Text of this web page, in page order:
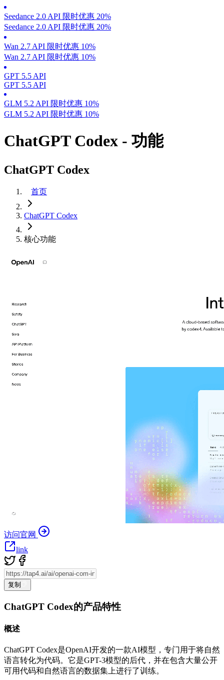
Seedance 2.0 API 限时优惠 20%
Seedance 2.0 API 限时优惠 20%
Wan 2.7 API 限时优惠 10%
Wan 2.7 API 限时优惠 10%
GPT 5.5 API
GPT 5.5 API
GLM 5.2 API 限时优惠 10%
GLM 5.2 API 限时优惠 10%
ChatGPT Codex - 功能
ChatGPT Codex
首页
ChatGPT Codex
核心功能
访问官网
link
复制
ChatGPT Codex的产品特性
概述
ChatGPT Codex是OpenAI开发的一款AI模型，专门用于将自然
语言转化为代码。它是GPT-3模型的后代，并在包含大量公开
可用代码和自然语言的数据集上进行了训练。